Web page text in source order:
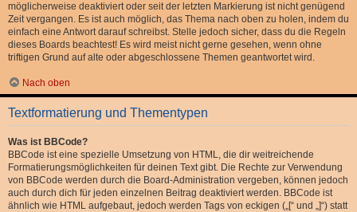
möglicherweise deaktiviert oder seit der letzten Markierung ist nicht genügend
Zeit vergangen. Es ist auch möglich, das Thema nach oben zu holen, indem du
einfach eine Antwort darauf schreibst. Stelle jedoch sicher, dass du die Regeln
dieses Boards beachtest! Es wird meist nicht gerne gesehen, wenn ohne
triftigen Grund auf alte oder abgeschlossene Themen geantwortet wird.
Nach oben
Textformatierung und Thementypen
Was ist BBCode?
BBCode ist eine spezielle Umsetzung von HTML, die dir weitreichende
Formatierungsmöglichkeiten für deinen Text gibt. Die Rechte zur Verwendung
von BBCode werden durch die Board-Administration vergeben, können jedoch
auch durch dich für jeden einzelnen Beitrag deaktiviert werden. BBCode ist
ähnlich wie HTML aufgebaut, jedoch werden Tags von eckigen („[“ und „]“) statt